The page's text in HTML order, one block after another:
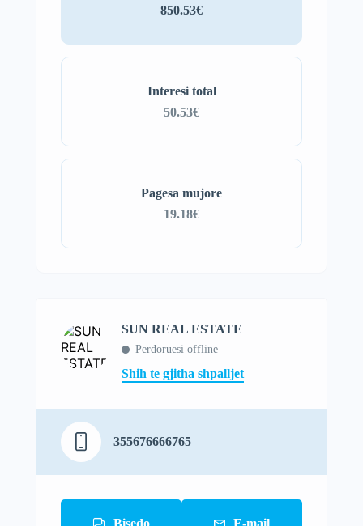
Pagesa mujore
19.18€
Interesi total
50.53€
850.53€
SUN REAL ESTATE
Perdoruesi offline
Shih te gjitha shpalljet
355676666765
Bisedo E-mail